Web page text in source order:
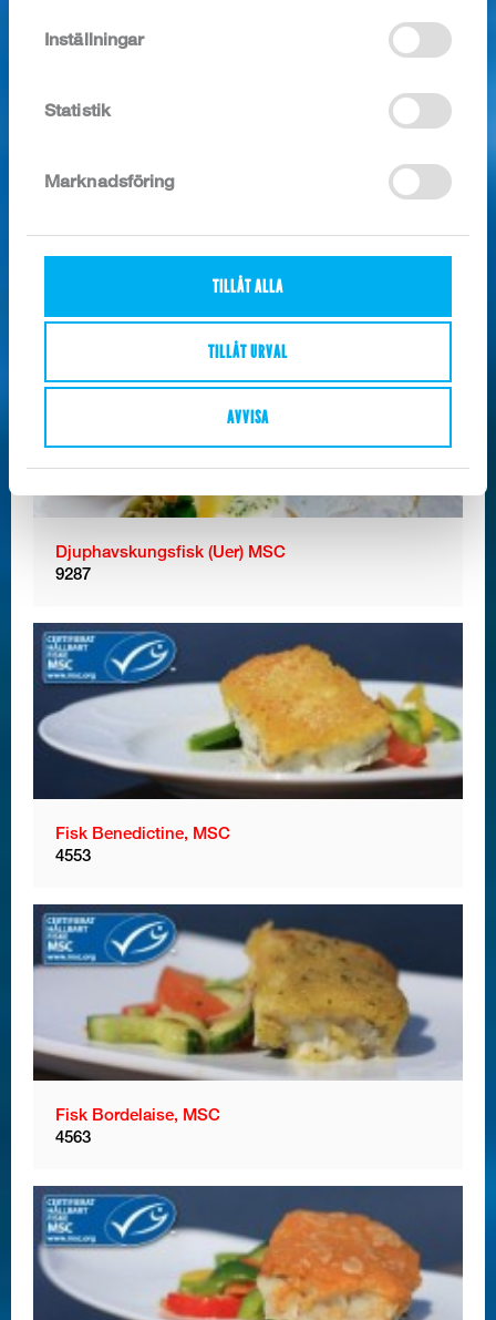
Inställningar
Statistik
Marknadsföring
TILLÅT ALLA
TILLÅT URVAL
AVVISA
Djuphavskungsfisk (Uer) MSC
9287
Fisk Benedictine, MSC
4553
Fisk Bordelaise, MSC
4563